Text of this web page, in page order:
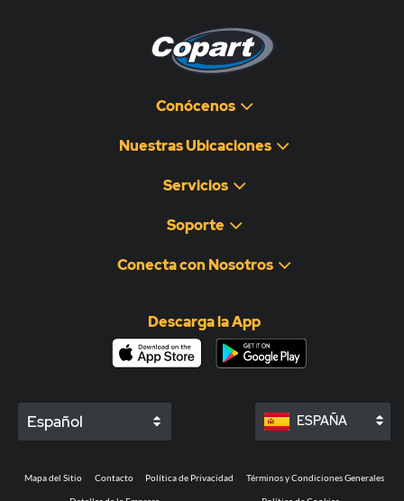
Conócenos
Nuestras Ubicaciones
Servicios
Soporte
Conecta con Nosotros
Descarga la App
Español ESPAÑA
Mapa del Sitio Contacto Política de Privacidad Términos y Condiciones Generales